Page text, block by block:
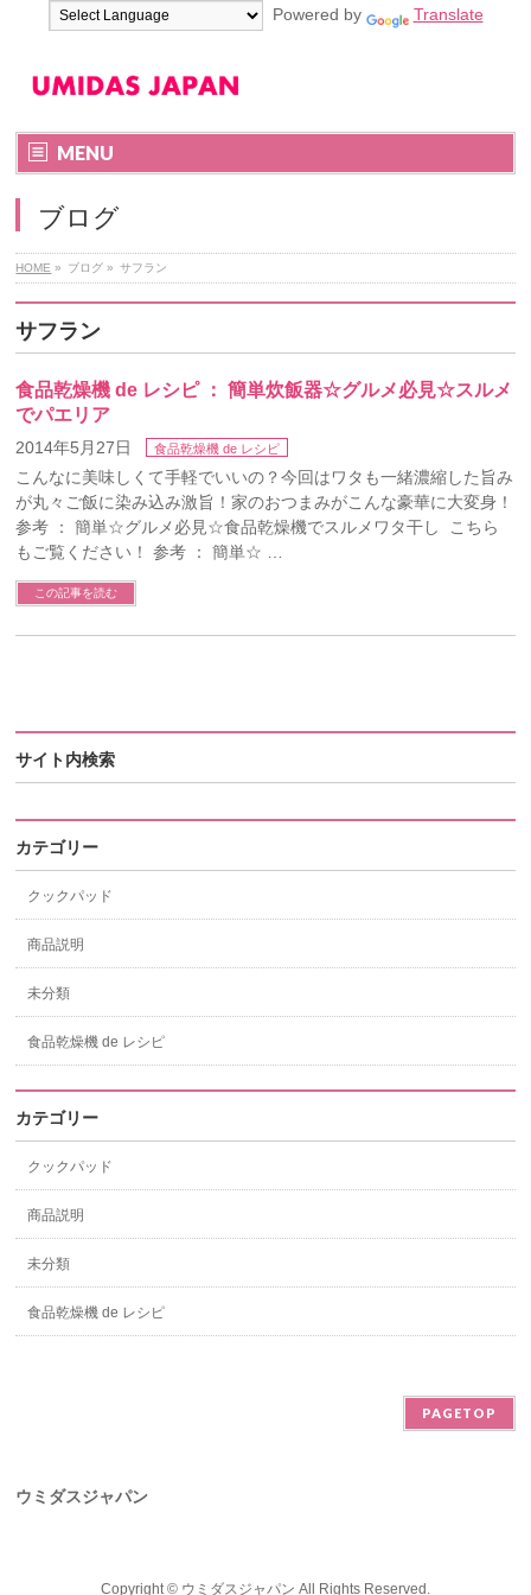
Powered by Translate
MENU
ブログ
HOME » ブログ » サフラン
サフラン
食品乾燥機 de レシピ ： 簡単炊飯器☆グルメ必見☆スルメ
でパエリア
2014年5月27日 食品乾燥機 de レシピ
こんなに美味しくて手軽でいいの？今回はワタも一緒濃縮した旨み
が丸々ご飯に染み込み激旨！家のおつまみがこんな豪華に大変身！
参考 ： 簡単☆グルメ必見☆食品乾燥機でスルメワタ干し こちら
もご覧ください！ 参考 ： 簡単☆ …
この記事を読む
サイト内検索
カテゴリー
クックパッド
商品説明
未分類
食品乾燥機 de レシピ
カテゴリー
クックパッド
商品説明
未分類
食品乾燥機 de レシピ
PAGETOP
ウミダスジャパン
Copyright © ウミダスジャパン All Rights Reserved.